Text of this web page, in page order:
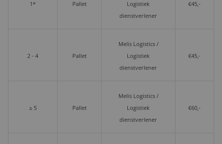
1* Pallet
Logistiek
dienstverlener
€45,-
2 - 4 Pallet
Melis Logistics /
Logistiek
dienstverlener
€45,-
≥ 5 Pallet
Melis Logistics /
Logistiek
dienstverlener
€60,-